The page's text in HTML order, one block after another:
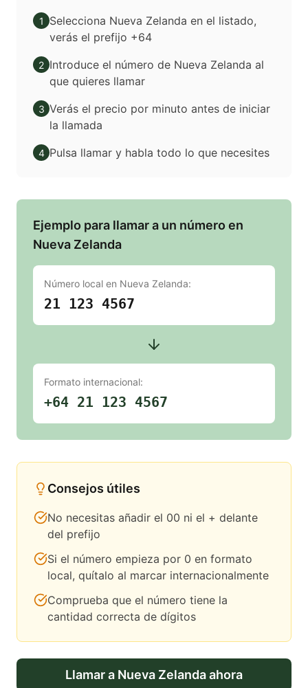
1
Selecciona Nueva Zelanda en el listado,
verás el prefijo +64
2 Introduce el número de Nueva Zelanda al
que quieres llamar
3 Verás el precio por minuto antes de iniciar
la llamada
4 Pulsa llamar y habla todo lo que necesites
Ejemplo para llamar a un número en
Nueva Zelanda
Número local en Nueva Zelanda:
21 123 4567
Formato internacional:
+64 21 123 4567
Consejos útiles
No necesitas añadir el 00 ni el + delante
del prefijo
Si el número empieza por 0 en formato
local, quítalo al marcar internacionalmente
Comprueba que el número tiene la
cantidad correcta de dígitos
Llamar a Nueva Zelandaahora